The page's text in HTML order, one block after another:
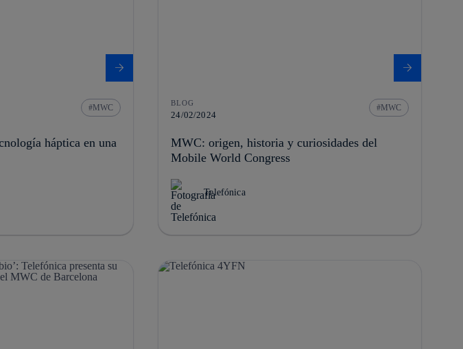
MWC
háptica en una
BLOG
24/02/2024
MWC
MWC: origen, historia y curiosidades del
Mobile World Congress
Telefónica